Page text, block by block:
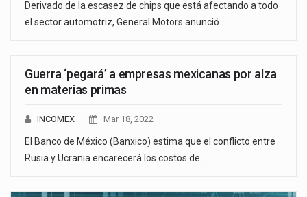
Derivado de la escasez de chips que está afectando a todo
el sector automotriz, General Motors anunció…
Guerra ‘pegará’ a empresas mexicanas por alza
en materias primas
INCOMEX Mar 18, 2022
El Banco de México (Banxico) estima que el conflicto entre
Rusia y Ucrania encarecerá los costos de…